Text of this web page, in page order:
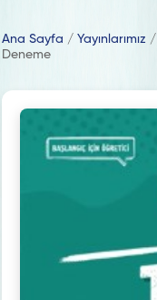
Ana Sayfa / Yayınlarımız /
Deneme